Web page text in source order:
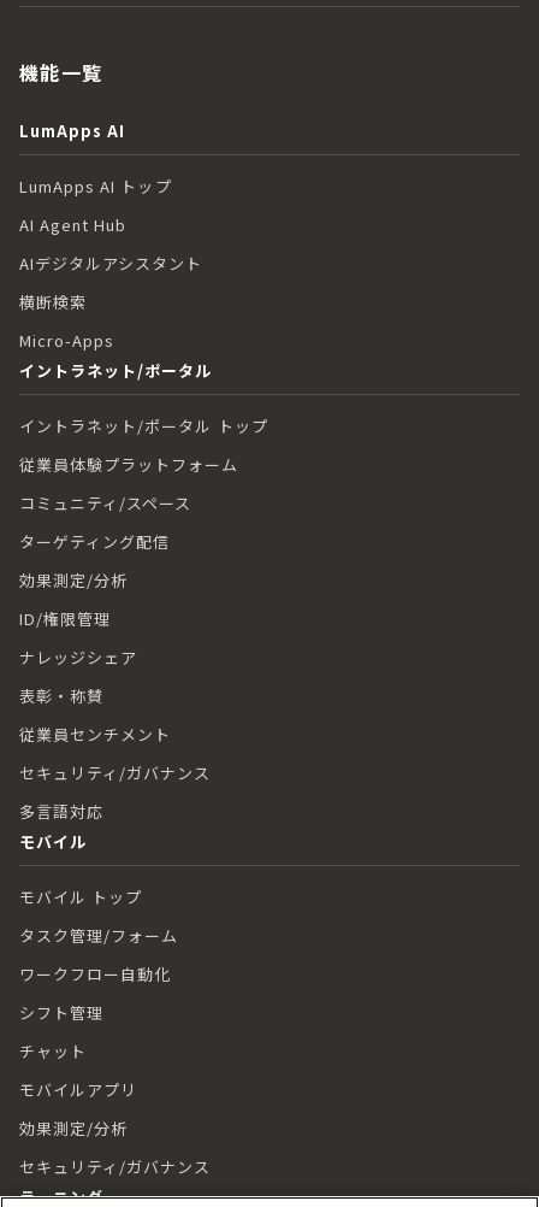
機能一覧
LumApps AI
LumApps AI トップ
AI Agent Hub
AIデジタルアシスタント
横断検索
Micro-Apps
イントラネット/ポータル
イントラネット/ポータル トップ
従業員体験プラットフォーム
コミュニティ/スペース
ターゲティング配信
効果測定/分析
ID/権限管理
ナレッジシェア
表彰・称賛
従業員センチメント
セキュリティ/ガバナンス
多言語対応
モバイル
モバイル トップ
タスク管理/フォーム
ワークフロー自動化
シフト管理
チャット
モバイルアプリ
効果測定/分析
セキュリティ/ガバナンス
ラーニング